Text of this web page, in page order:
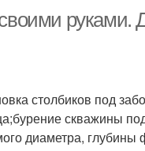
руками.
столбиков под
скважины
диаметра, глубины